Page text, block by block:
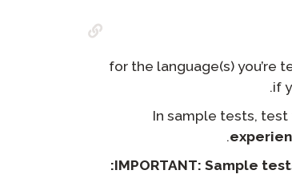
for the language(s) you’re
In sample tests,
IMPORTANT: Sample
: